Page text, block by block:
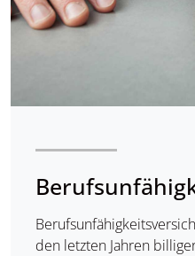
den letzten Jahren